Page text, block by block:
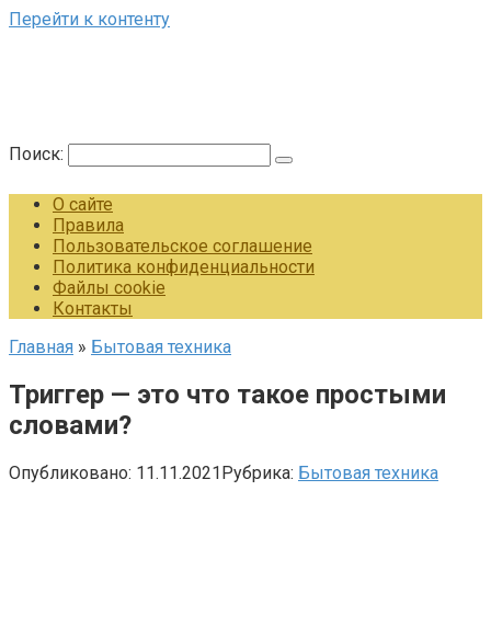
Перейти к контенту
Поиск:
О сайте
Правила
Пользовательское соглашение
Политика конфиденциальности
Файлы cookie
Контакты
Главная » Бытовая техника
Триггер — это что такое простыми
словами?
Опубликовано: 11.11.2021Рубрика: Бытовая техника